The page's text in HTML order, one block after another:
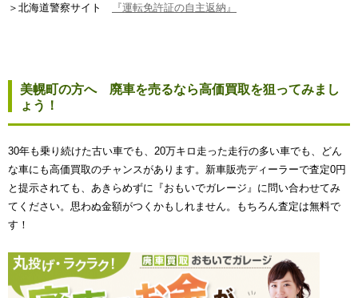
＞北海道警察サイト 『運転免許証の自主返納』
美幌町の方へ 廃車を売るなら高価買取を狙ってみまし
ょう！
30年も乗り続けた古い車でも、20万キロ走った走行の多い車でも、どん
な車にも高価買取のチャンスがあります。新車販売ディーラーで査定0円
と提示されても、あきらめずに『おもいでガレージ』に問い合わせてみ
てください。思わぬ金額がつくかもしれません。もちろん査定は無料で
す！